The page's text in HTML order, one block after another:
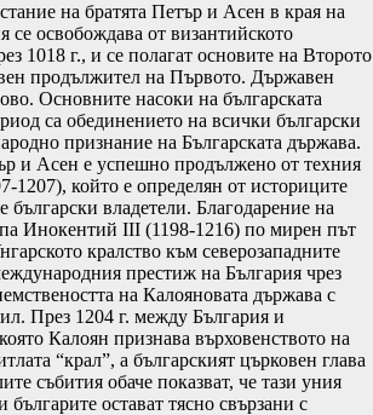
на братята Петър и Асен в края на
освобождава от византийското
1018 г., и се полагат основите на Второто
продължител на Първото. Държавен
Основните насоки на българската
са обединението на всички български
признание на Българската държава.
и Асен е успешно продължено от техния
1207), който е определян от историците
владетели. Благодарение на
Инокентий III (1198-1216) по мирен път
кралство към северозападните
престиж на България чрез
на Калояновата държава с
През 1204 г. между България и
Калоян признава върховенството на
“крал”, а българският църковен глава
събития обаче показват, че тази уния
остават тясно свързани с